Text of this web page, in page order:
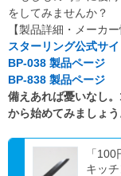
をしてみませんか？
【製品詳細・メーカー
スターリング公式サイ
BP-038 製品ページ
BP-838 製品ページ
備えあれば憂いなし
から始めてみましょう
「
キッ